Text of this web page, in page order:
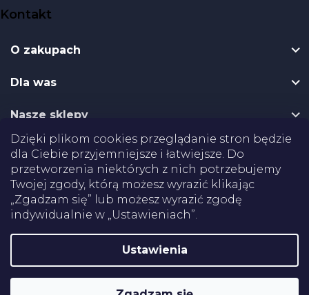
Dzięki plikom cookies przeglądanie stron będzie
dla Ciebie przyjemniejsze i łatwiejsze. Do
przetworzenia niektórych z nich potrzebujemy
Twojej zgody, którą możesz wyrazić klikając
„Zgadzam się” lub możesz wyrazić zgodę
indywidualnie w „Ustawieniach”.
Ustawienia
t
Kontakt
O zakupach
Dla was
Nasze sklepy
Certifikaty
Dostawa
Płatności
Pomoce rehabilitacyjne